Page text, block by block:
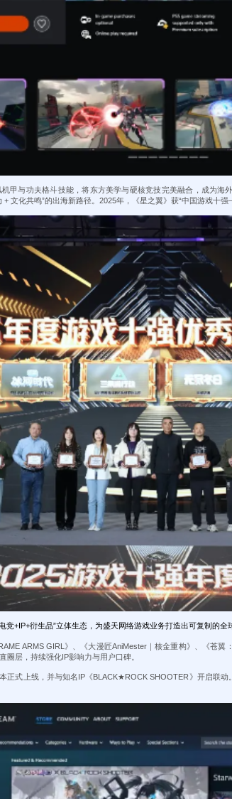
甲与功夫格斗技能，将东方美学与硬核竞技完美融合，成为海
+ 文化共鸣”的出海新路径。2025年，《星之翼》获“中国游戏十
竞+IP+衍生品”立体生态，为盛天网络游戏业务打造出可复制的全
ARMS GIRL》、《大漫匠AniMester｜核金重构》、《苍
圈层，持续强化IP影响力与用户口碑。
正式上线，并与知名IP《BLACK★ROCK SHOOTER》开启联